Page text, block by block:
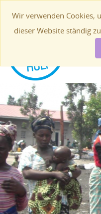
BE24 4531 0183
Wir verwenden Cookies,
dieser Website ständig